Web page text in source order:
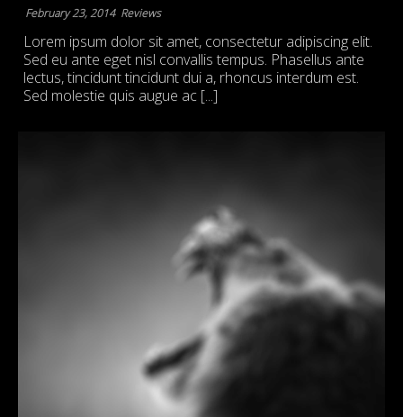
February 23, 2014 Reviews
Lorem ipsum dolor sit amet, consectetur adipiscing elit.
Sed eu ante eget nisl convallis tempus. Phasellus ante
lectus, tincidunt tincidunt dui a, rhoncus interdum est.
Sed molestie quis augue ac [...]